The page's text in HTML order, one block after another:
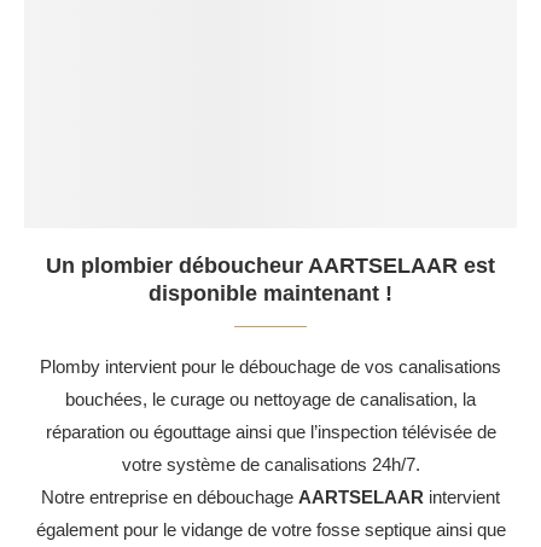
Un plombier déboucheur AARTSELAAR est
disponible maintenant !
Plomby intervient pour le débouchage de vos canalisations
bouchées, le curage ou nettoyage de canalisation, la
réparation ou égouttage ainsi que l’inspection télévisée de
votre système de canalisations 24h/7.
Notre entreprise en débouchage AARTSELAAR intervient
également pour le vidange de votre fosse septique ainsi que